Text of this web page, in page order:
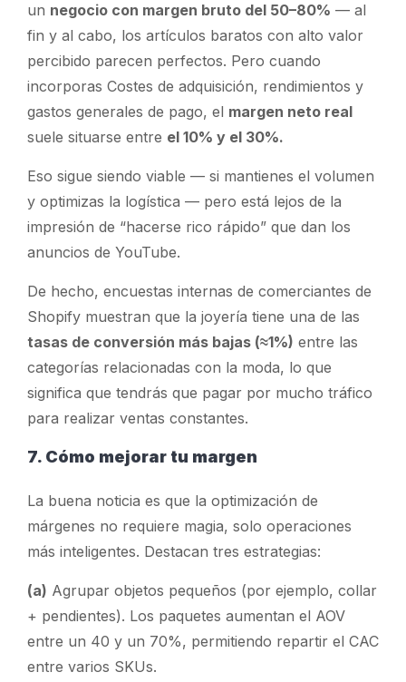
un negocio con margen bruto del 50–80% — al
fin y al cabo, los artículos baratos con alto valor
percibido parecen perfectos. Pero cuando
incorporas Costes de adquisición, rendimientos y
gastos generales de pago, el margen neto real
suele situarse entre el 10% y el 30%.
Eso sigue siendo viable — si mantienes el volumen
y optimizas la logística — pero está lejos de la
impresión de “hacerse rico rápido” que dan los
anuncios de YouTube.
De hecho, encuestas internas de comerciantes de
Shopify muestran que la joyería tiene una de las
tasas de conversión más bajas (≈1%) entre las
categorías relacionadas con la moda, lo que
significa que tendrás que pagar por mucho tráfico
para realizar ventas constantes.
7. Cómo mejorar tu margen
La buena noticia es que la optimización de
márgenes no requiere magia, solo operaciones
más inteligentes. Destacan tres estrategias:
(a) Agrupar objetos pequeños (por ejemplo, collar
+ pendientes). Los paquetes aumentan el AOV
entre un 40 y un 70%, permitiendo repartir el CAC
entre varios SKUs.